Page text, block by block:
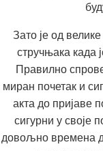
Зато је од
стручњака када
Правилно
миран почетак и
акта до пријаве
сигурни у своје
довољно времена